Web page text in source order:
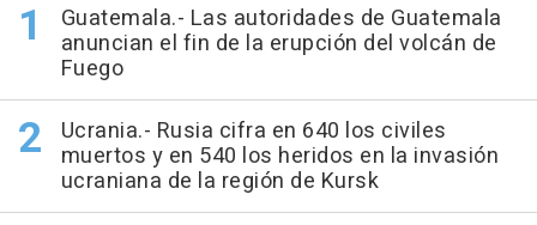
Guatemala.- Las autoridades de Guatemala
anuncian el fin de la erupción del volcán de
Fuego
Ucrania.- Rusia cifra en 640 los civiles
muertos y en 540 los heridos en la invasión
ucraniana de la región de Kursk